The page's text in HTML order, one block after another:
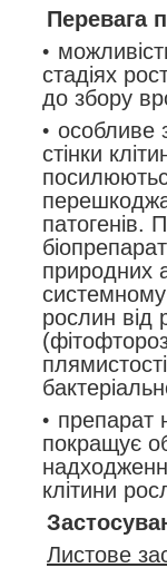
Перевага
стадіях
до збору
особливе
стінки
патогенів.
природних
рослин від
препарат
покращує
клітини
Листове